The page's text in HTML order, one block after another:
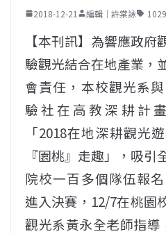
2018-12-21 編輯｜許棠詠
【本刊訊】為響應政府
驗觀光結合在地產業，
會責任，本校觀光系
驗社在高教深耕計
「2018在地深耕觀光
『園桃』走趣」，吸引
院校一百多個隊伍報
進入決賽，12/7在桃園
觀光系黃永全老師指導